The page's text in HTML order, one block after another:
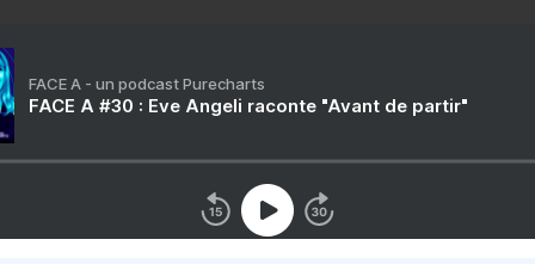
FACE A - un podcast Purecharts
FACE A #30 : Eve Angeli raconte "Avant de partir"